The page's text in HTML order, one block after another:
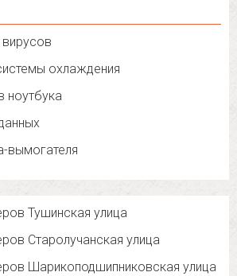
охлаждения
ноутбука
вымогателя
Тушинская улица
Старолучанская улица
Шарикоподшипниковская улица